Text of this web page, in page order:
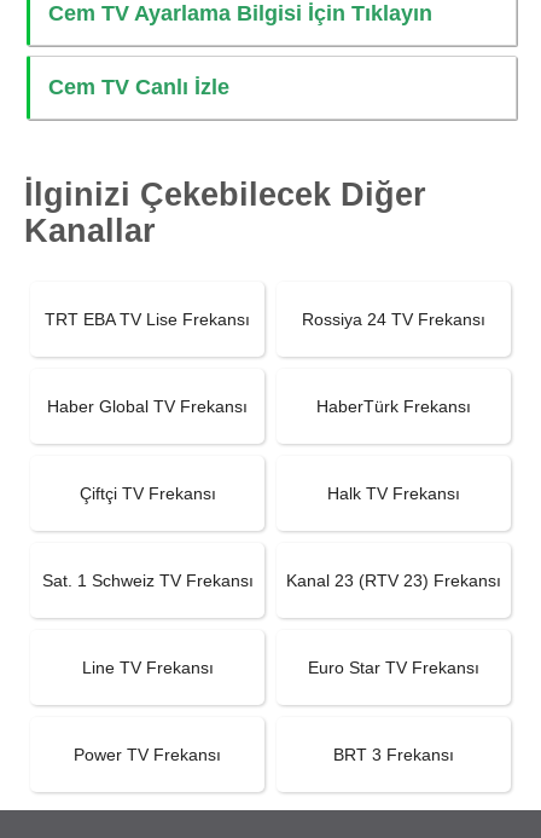
Cem TV Ayarlama Bilgisi İçin Tıklayın
Cem TV Canlı İzle
İlginizi Çekebilecek Diğer
Kanallar
TRT EBA TV Lise Frekansı Rossiya 24 TV Frekansı
Haber Global TV Frekansı HaberTürk Frekansı
Çiftçi TV Frekansı Halk TV Frekansı
Sat. 1 Schweiz TV Frekansı Kanal 23 (RTV 23) Frekansı
Line TV Frekansı Euro Star TV Frekansı
Power TV Frekansı BRT 3 Frekansı